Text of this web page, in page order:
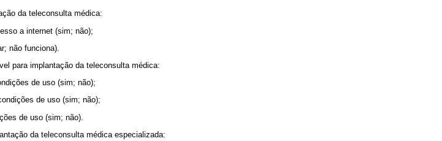
da teleconsulta médica:
a internet (sim; não);
não funciona).
para implantação da teleconsulta médica:
de uso (sim; não);
de uso (sim; não);
de uso (sim; não).
da teleconsulta médica especializada: